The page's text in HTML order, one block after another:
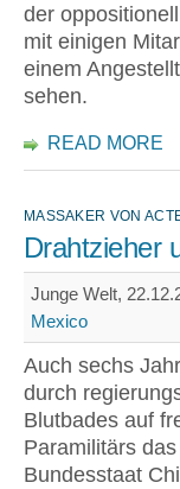
der
mit einigen
einem
sehen.
READ MORE
MASSAKER VON
Drahtzieher
Junge Welt,
Mexico
Auch sechs
durch
Blutbades auf
Paramilitärs
Bundesstaat